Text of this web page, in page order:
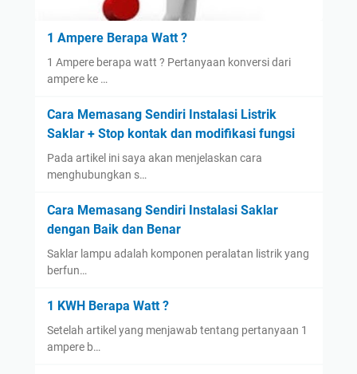
1 Ampere Berapa Watt ?
1 Ampere berapa watt ? Pertanyaan konversi dari
ampere ke …
Cara Memasang Sendiri Instalasi Listrik
Saklar + Stop kontak dan modifikasi fungsi
Pada artikel ini saya akan menjelaskan cara
menghubungkan s…
Cara Memasang Sendiri Instalasi Saklar
dengan Baik dan Benar
Saklar lampu adalah komponen peralatan listrik yang
berfun…
1 KWH Berapa Watt ?
Setelah artikel yang menjawab tentang pertanyaan 1
ampere b…